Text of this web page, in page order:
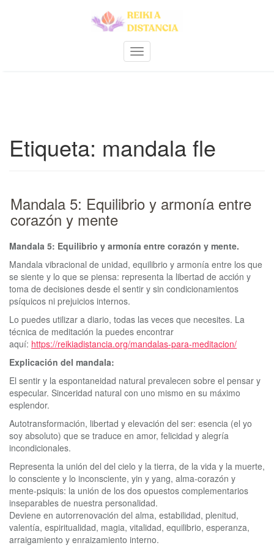
A
m
a
a
c
n
Etiqueta: mandala fle
Mandala 5: Equilibrio y armonía entre
corazón y mente
Mandala 5: Equilibrio y armonía entre corazón y mente.
Mandala vibracional de unidad, equilibrio y armonía entre los que
se siente y lo que se piensa: representa la libertad de acción y
toma de decisiones desde el sentir y sin condicionamientos
psíquicos ni prejuicios internos.
Lo puedes utilizar a diario, todas las veces que necesites. La
técnica de meditación la puedes encontrar
aquí: https://reikiadistancia.org/mandalas-para-meditacion/
Explicación del mandala:
El sentir y la espontaneidad natural prevalecen sobre el pensar y
especular. Sinceridad natural con uno mismo en su máximo
esplendor.
Autotransformación, libertad y elevación del ser: esencia (el yo
soy absoluto) que se traduce en amor, felicidad y alegría
incondicionales.
Representa la unión del del cielo y la tierra, de la vida y la muerte,
lo consciente y lo inconsciente, yin y yang, alma-corazón y
mente-psiquis: la unión de los dos opuestos complementarios
inseparables de nuestra personalidad.
Deviene en autorrenovación del alma, estabilidad, plenitud,
valentía, espiritualidad, magia, vitalidad, equilibrio, esperanza,
arraigamiento y enraizamiento interno.